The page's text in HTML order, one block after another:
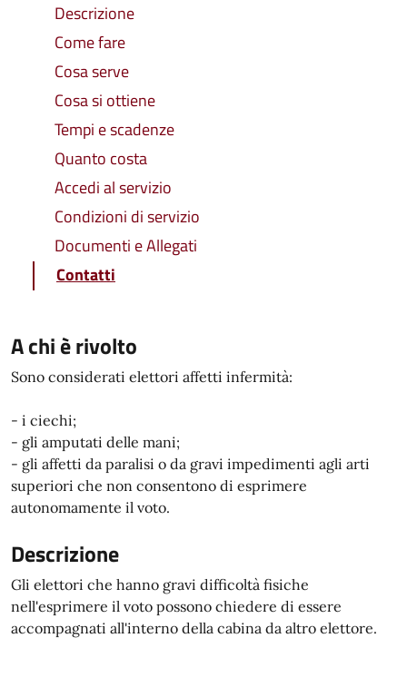
Descrizione
Come fare
Cosa serve
Cosa si ottiene
Tempi e scadenze
Quanto costa
Accedi al servizio
Condizioni di servizio
Documenti e Allegati
Contatti
A chi è rivolto
Sono considerati elettori affetti infermità:
- i ciechi;
- gli amputati delle mani;
- gli affetti da paralisi o da gravi impedimenti agli arti
superiori che non consentono di esprimere
autonomamente il voto.
Descrizione
Gli elettori che hanno gravi difficoltà fisiche
nell'esprimere il voto possono chiedere di essere
accompagnati all'interno della cabina da altro elettore.